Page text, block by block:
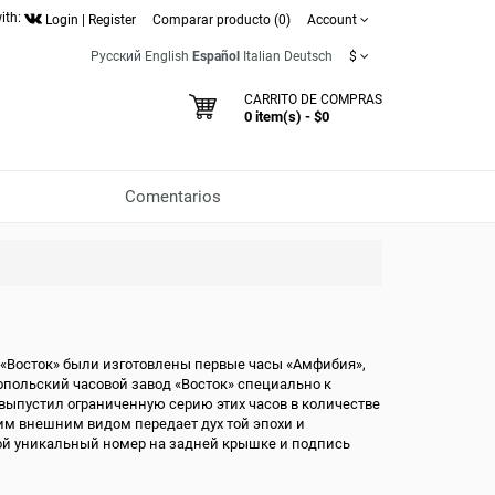
Login Register Comparar producto (0) Account
Русский English Español Italian Deutsch $
CARRITO DE COMPRAS
0 item(s) - $0
Comentarios
были изготовлены первые часы «Амфибия»,
часовой завод «Восток» специально к
ограниченную серию этих часов в количестве
внешним видом передает дух той эпохи и
уникальный номер на задней крышке и подпись